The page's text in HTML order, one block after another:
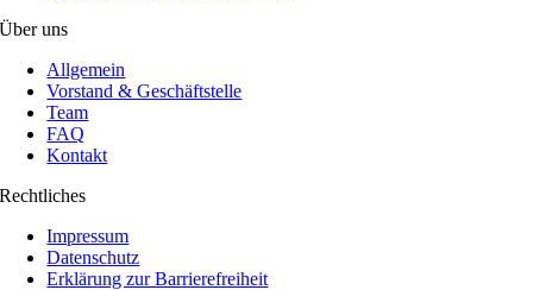
Über uns
Allgemein
Vorstand & Geschäftstelle
Team
FAQ
Kontakt
Rechtliches
Impressum
Datenschutz
Erklärung zur Barrierefreiheit